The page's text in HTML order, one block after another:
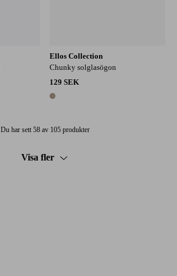
Ellos Collection
Chunky solglasögon
129 SEK
1 färg
Du har sett 58 av 105 produkter
Visa fler